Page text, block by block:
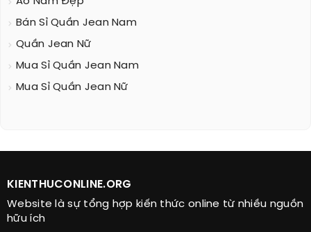
Bán Sỉ Quần Jean Nam
Quần Jean Nữ
Mua Sỉ Quần Jean Nam
Mua Sỉ Quần Jean Nữ
KIENTHUCONLINE.ORG
Website là sự tổng hợp kiến thức online từ nhiều nguồn
hữu ích